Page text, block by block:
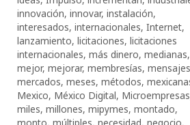
innovación, innovar, instalación,
interesados, internacionales, Internet,
lanzamiento, licitaciones, licitaciones
internacionales, más dinero, medianas,
mejor, mejorar, membresías, mensajes
mercados, meses, métodos,
Mexico, México Digital, Microempresas
miles, millones, mipymes, montado,